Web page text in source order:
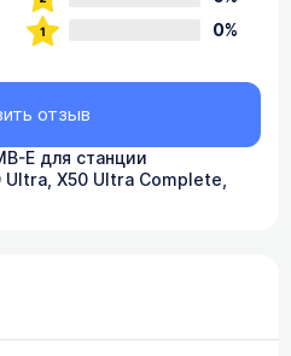
0%
E для станции
Ultra, X50 Ultra Complete,
отзыв